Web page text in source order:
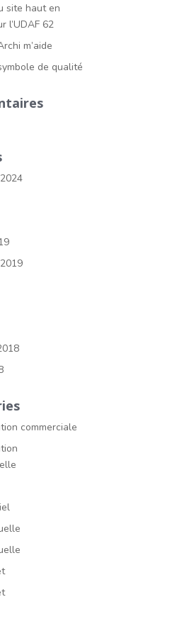
site haut en
l’UDAF 62
m’aide
de qualité
commerciale